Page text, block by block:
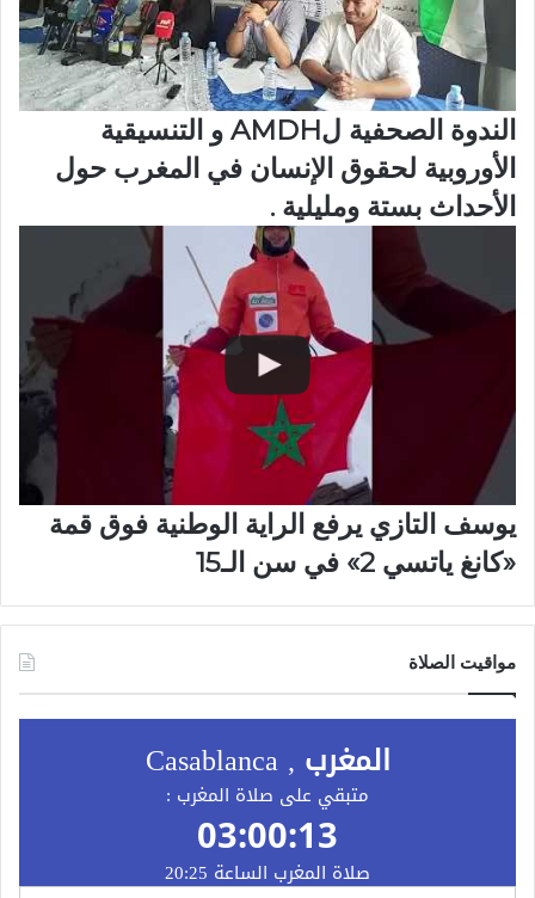
الندوة الصحفية لAMDH و التنسيقية
الأوروبية لحقوق الإنسان في المغرب حول
الأحداث بستة ومليلية .
يوسف التازي يرفع الراية الوطنية فوق قمة
«كانغ ياتسي 2» في سن الـ15
مواقيت الصلاة